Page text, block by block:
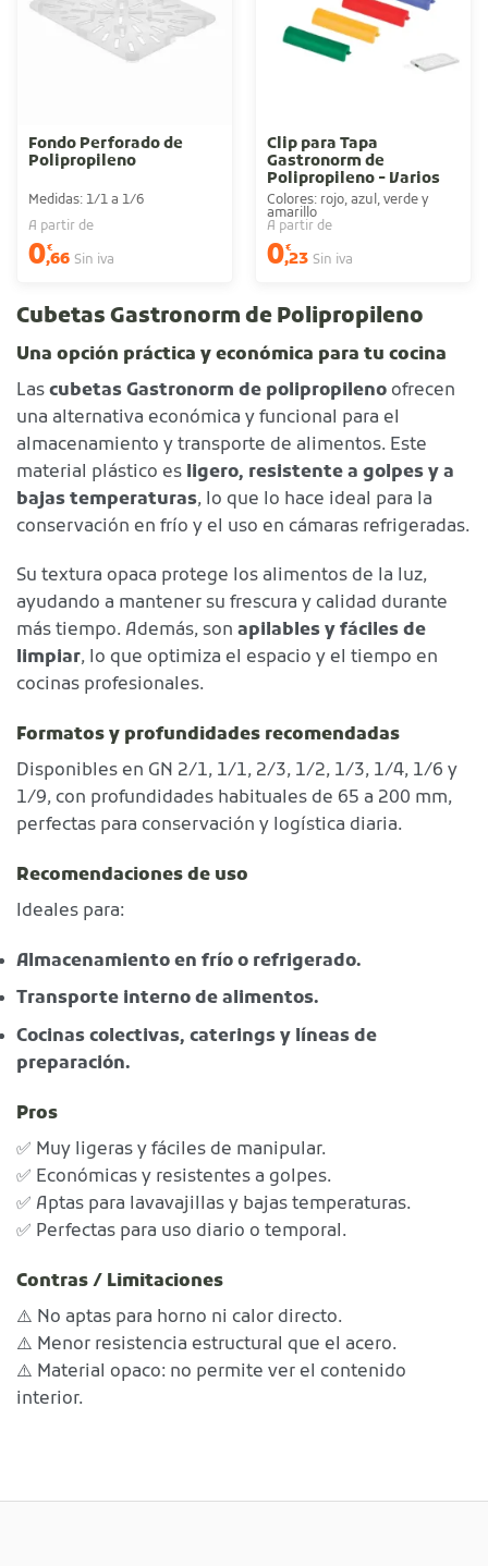
Fondo Perforado de
Polipropileno
Medidas: 1/1 a 1/6
A partir de
0€
,66 Sin iva
Clip para Tapa
Gastronorm de
Polipropileno - Varios
colores
Colores: rojo, azul, verde y
amarillo
A partir de
0€
,23 Sin iva
Cubetas Gastronorm de Polipropileno
Una opción práctica y económica para tu cocina
Las cubetas Gastronorm de polipropileno ofrecen
una alternativa económica y funcional para el
almacenamiento y transporte de alimentos. Este
material plástico es ligero, resistente a golpes y a
bajas temperaturas, lo que lo hace ideal para la
conservación en frío y el uso en cámaras refrigeradas.
Su textura opaca protege los alimentos de la luz,
ayudando a mantener su frescura y calidad durante
más tiempo. Además, son apilables y fáciles de
limpiar, lo que optimiza el espacio y el tiempo en
cocinas profesionales.
Formatos y profundidades recomendadas
Disponibles en GN 2/1, 1/1, 2/3, 1/2, 1/3, 1/4, 1/6 y
1/9, con profundidades habituales de 65 a 200 mm,
perfectas para conservación y logística diaria.
Recomendaciones de uso
Ideales para:
Almacenamiento en frío o refrigerado.
Transporte interno de alimentos.
Cocinas colectivas, caterings y líneas de
preparación.
Pros
✅ Muy ligeras y fáciles de manipular.
✅ Económicas y resistentes a golpes.
✅ Aptas para lavavajillas y bajas temperaturas.
✅ Perfectas para uso diario o temporal.
Contras / Limitaciones
⚠️ No aptas para horno ni calor directo.
⚠️ Menor resistencia estructural que el acero.
⚠️ Material opaco: no permite ver el contenido
interior.